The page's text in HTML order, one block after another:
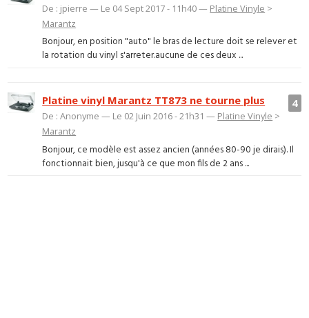
De : jpierre — Le 04 Sept 2017 - 11h40 — Platine Vinyle >
Marantz
Bonjour, en position "auto" le bras de lecture doit se relever et
la rotation du vinyl s'arreter.aucune de ces deux ...
4
Platine vinyl Marantz TT873 ne tourne plus
De : Anonyme — Le 02 Juin 2016 - 21h31 — Platine Vinyle >
Marantz
Bonjour, ce modèle est assez ancien (années 80-90 je dirais). Il
fonctionnait bien, jusqu'à ce que mon fils de 2 ans ...